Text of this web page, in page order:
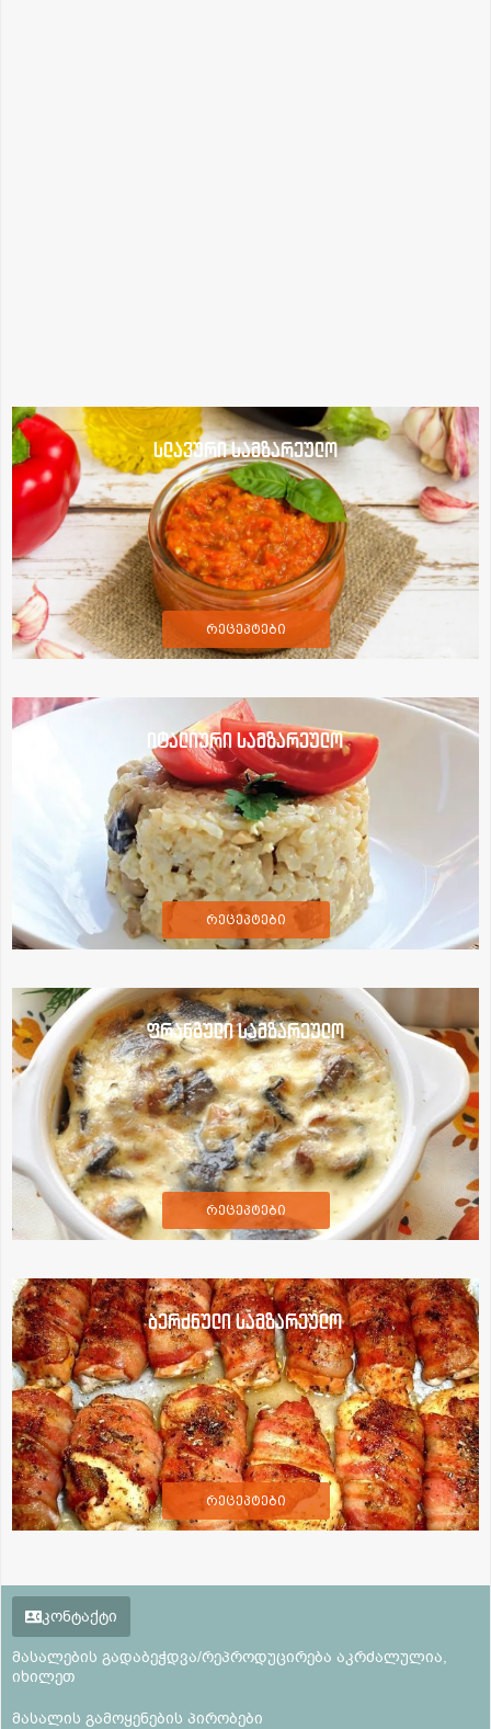
სლავური სამზარეულო
რეცეპტები
იტალიური სამზარეულო
რეცეპტები
ფრანგული სამზარეულო
რეცეპტები
ბერძნული სამზარეულო
რეცეპტები
კონტაქტი
მასალების გადაბეჭდვა/რეპროდუცირება აკრძალულია,
იხილეთ
მასალის გამოყენების პირობები